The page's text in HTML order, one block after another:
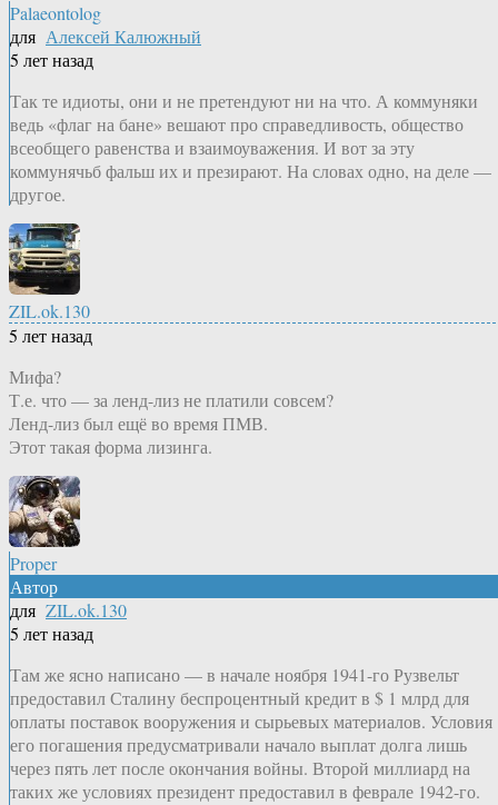
Palaeontolog
для Алексей Калюжный
5 лет назад
Так те идиоты, они и не претендуют ни на что. А коммуняки
ведь «флаг на бане» вешают про справедливость, общество
всеобщего равенства и взаимоуважения. И вот за эту
коммунячьб фальш их и презирают. На словах одно, на деле —
другое.
ZIL.ok.130
5 лет назад
Мифа?
Т.е. что — за ленд-лиз не платили совсем?
Ленд-лиз был ещё во время ПМВ.
Этот такая форма лизинга.
Proper
Автор
для ZIL.ok.130
5 лет назад
Там же ясно написано — в начале ноября 1941-го Рузвельт
предоставил Сталину беспроцентный кредит в $ 1 млрд для
оплаты поставок вооружения и сырьевых материалов. Условия
его погашения предусматривали начало выплат долга лишь
через пять лет после окончания войны. Второй миллиард на
таких же условиях президент предоставил в феврале 1942-го.